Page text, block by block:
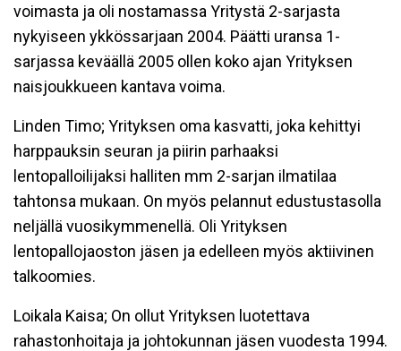
voimasta ja oli nostamassa Yritystä 2-sarjasta
nykyiseen ykkössarjaan 2004. Päätti uransa 1-
sarjassa keväällä 2005 ollen koko ajan Yrityksen
naisjoukkueen kantava voima.
Linden Timo; Yrityksen oma kasvatti, joka kehittyi
harppauksin seuran ja piirin parhaaksi
lentopalloilijaksi halliten mm 2-sarjan ilmatilaa
tahtonsa mukaan. On myös pelannut edustustasolla
neljällä vuosikymmenellä. Oli Yrityksen
lentopallojaoston jäsen ja edelleen myös aktiivinen
talkoomies.
Loikala Kaisa; On ollut Yrityksen luotettava
rahastonhoitaja ja johtokunnan jäsen vuodesta 1994.